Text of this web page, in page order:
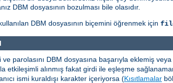
DBM dosyasının bozulması bile olasıdır.
DBM dosyasının biçemini öğrenmek için
ve parolasını DBM dosyasına başarıyla eklemiş
etkileşimli alınmış fakat girdi ile eşleşme
ismi kuraldışı karakter içeriyorsa (Kısıtlamalar